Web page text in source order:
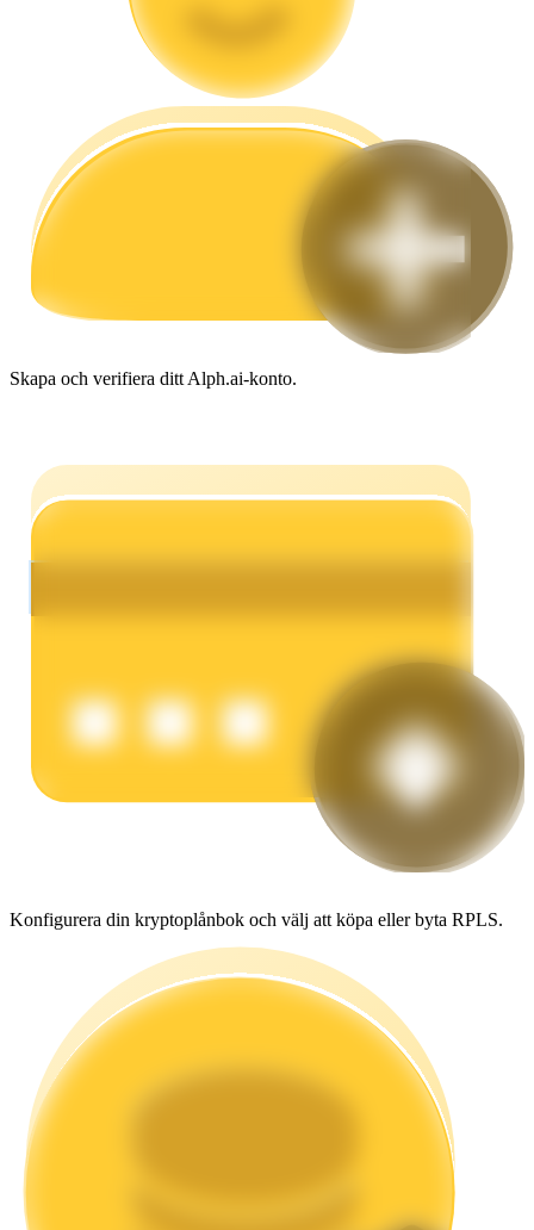
Handelsstrategier
Power Piggy
Tjäna konkurrenskraftiga belöningar dagligen
Skapa och verifiera ditt Alph.ai-konto.
Konfigurera din kryptoplånbok och välj att köpa eller byta RPLS.